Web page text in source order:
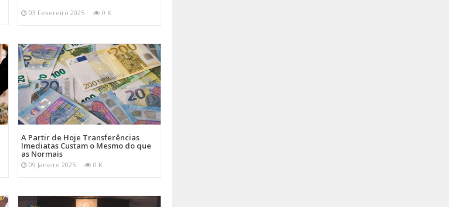
03 Fevereiro 2025 0 K
A Partir de Hoje Transferências
Imediatas Custam o Mesmo do que
as Normais
09 Janeiro 2025 0 K